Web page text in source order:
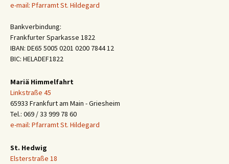
e-mail: Pfarramt St. Hildegard
Bankverbindung:
Frankfurter Sparkasse 1822
IBAN: DE65 5005 0201 0200 7844 12
BIC: HELADEF1822
Mariä Himmelfahrt
Linkstraße 45
65933 Frankfurt am Main - Griesheim
Tel.: 069 / 33 999 78 60
e-mail: Pfarramt St. Hildegard
St. Hedwig
Elsterstraße 18